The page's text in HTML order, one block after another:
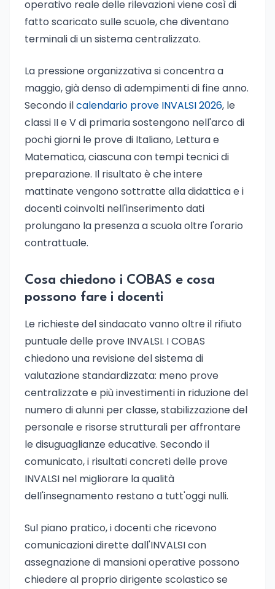
operativo reale delle rilevazioni viene così di
fatto scaricato sulle scuole, che diventano
terminali di un sistema centralizzato.
La pressione organizzativa si concentra a
maggio, già denso di adempimenti di fine anno.
Secondo ilcalendario prove INVALSI 2026, le
classi II e V di primaria sostengono nell'arco di
pochi giorni le prove di Italiano, Lettura e
Matematica, ciascuna con tempi tecnici di
preparazione. Il risultato è che intere
mattinate vengono sottratte alla didattica e i
docenti coinvolti nell'inserimento dati
prolungano la presenza a scuola oltre l'orario
contrattuale.
Cosa chiedono i COBAS e cosa
possono fare i docenti
Le richieste del sindacato vanno oltre il rifiuto
puntuale delle prove INVALSI. I COBAS
chiedono una revisione del sistema di
valutazione standardizzata: meno prove
centralizzate e più investimenti in riduzione del
numero di alunni per classe, stabilizzazione del
personale e risorse strutturali per affrontare
le disuguaglianze educative. Secondo il
comunicato, i risultati concreti delle prove
INVALSI nel migliorare la qualità
dell'insegnamento restano a tutt'oggi nulli.
Sul piano pratico, i docenti che ricevono
comunicazioni dirette dall'INVALSI con
assegnazione di mansioni operative possono
chiedere al proprio dirigente scolastico se